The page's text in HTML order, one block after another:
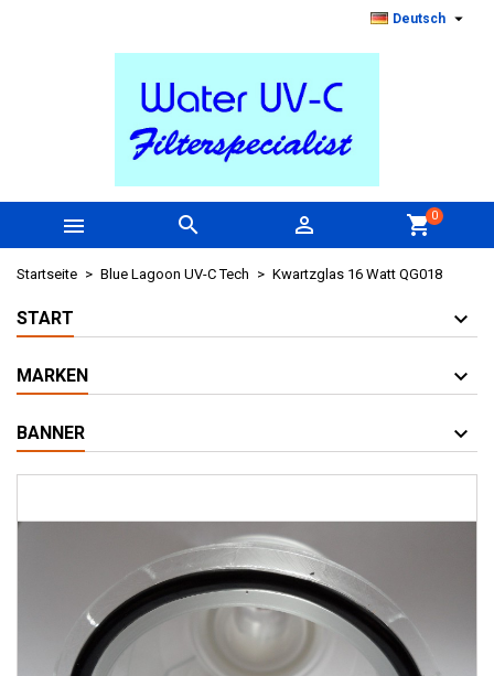
Deutsch 
   shopping_cart0
Startseite Blue Lagoon UV-C Tech Kwartzglas 16 Watt QG018
START
MARKEN
BANNER